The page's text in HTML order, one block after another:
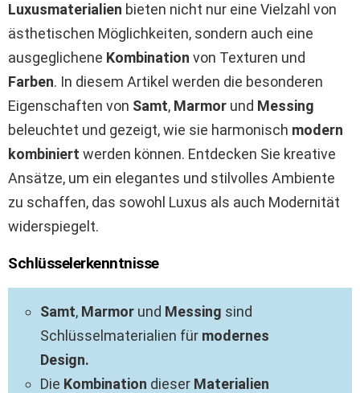
Luxusmaterialien bieten nicht nur eine Vielzahl von
ästhetischen Möglichkeiten, sondern auch eine
ausgeglichene Kombination von Texturen und
Farben. In diesem Artikel werden die besonderen
Eigenschaften von Samt, Marmor und Messing
beleuchtet und gezeigt, wie sie harmonisch modern
kombiniert werden können. Entdecken Sie kreative
Ansätze, um ein elegantes und stilvolles Ambiente
zu schaffen, das sowohl Luxus als auch Modernität
widerspiegelt.
Schlüsselerkenntnisse
Samt, Marmor und Messing sind
Schlüsselmaterialien für modernes
Design.
Die Kombination dieser Materialien